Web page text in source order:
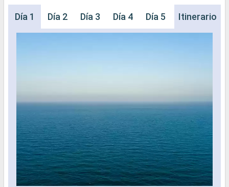
Día 1 Día 2 Día 3 Día 4 Día 5 Itinerario